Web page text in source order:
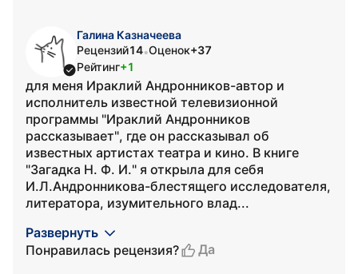
Галина Казначеева
Рецензий14•Оценок+37
Рейтинг+1
для меня Ираклий Андронников-автор и
исполнитель известной телевизионной
программы "Ираклий Андронников
рассказывает", где он рассказывал об
известных артистах театра и кино. В книге
"Загадка Н. Ф. И." я открыла для себя
И.Л.Андронникова-блестящего исследователя,
литератора, изумительного влад...
Развернуть
Понравилась рецензия?
Да